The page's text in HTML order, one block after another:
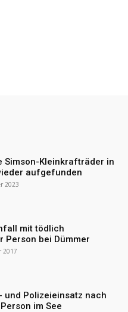
Simson-Kleinkrafträder in
aufgefunden
2023
mit tödlich
Person bei Dümmer
2017
und Polizeieinsatz nach
im See